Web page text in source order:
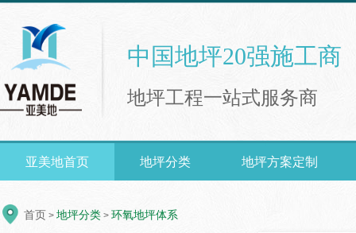
中国地坪20强施工商
地坪工程一站式服务商
亚美地首页 地坪分类 地坪方案定制
首页 > 地坪分类 > 环氧地坪体系